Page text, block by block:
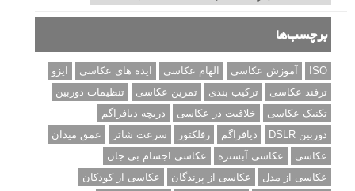
برچسب‌ها
ISO آموزش عکاسی الهام عکاسی ایده های عکاسی
ایزو
ترفند عکاسی
ترکیب بندی تمرین عکاسی
تنظیمات دوربین
تکنیک عکاسی
خلاقیت در عکاسی
دریچه دیافراگم
دوربین DSLR
دیافراگم رفلکتور سرعت شاتر
عمق میدان
عکاسی
عکاسی آبستره
عکاسی اجسام بی جان
عکاسی از مدل
عکاسی از پرندگان
عکاسی از کودکان